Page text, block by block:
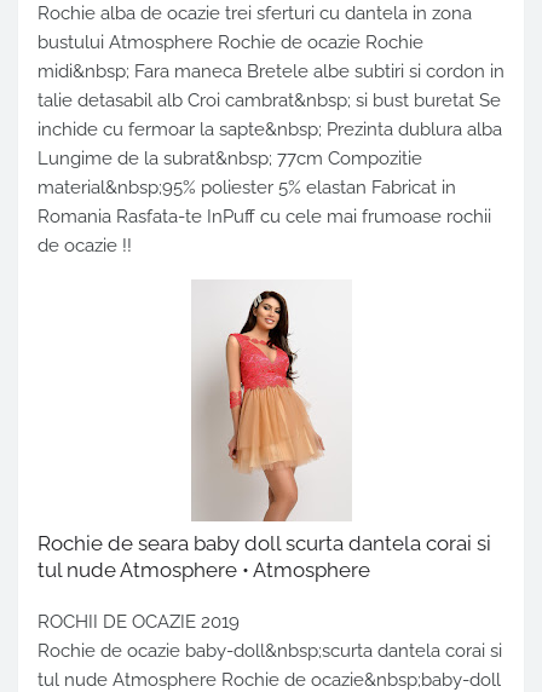
Rochie alba de ocazie trei sferturi cu dantela in zona
bustului Atmosphere Rochie de ocazie Rochie
midi&nbsp; Fara maneca Bretele albe subtiri si cordon in
talie detasabil alb Croi cambrat&nbsp; si bust buretat Se
inchide cu fermoar la sapte&nbsp; Prezinta dublura alba
Lungime de la subrat&nbsp; 77cm Compozitie
material&nbsp;95% poliester 5% elastan Fabricat in
Romania Rasfata-te InPuff cu cele mai frumoase rochii
de ocazie !!
Rochie de seara baby doll scurta dantela corai si
tul nude Atmosphere • Atmosphere
ROCHII DE OCAZIE 2019
Rochie de ocazie baby-doll&nbsp;scurta dantela corai si
tul nude Atmosphere Rochie de ocazie&nbsp;baby-doll